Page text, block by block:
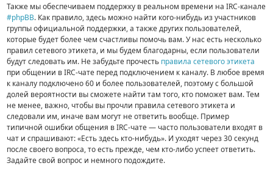
Также мы обеспечиваем поддержку в реальном времени на IRC-канале
#phpBB. Как правило, здесь можно найти кого-нибудь из участников
группы официальной поддержки, а также других пользователей,
которые будет более чем счастливы помочь вам. У нас есть несколько
правил сетевого этикета, и мы будем благодарны, если пользователи
будут следовать им. Не забудьте прочесть правила сетевого этикета
при общении в IRC-чате перед подключением к каналу. В любое время
к каналу подключено 60 и более пользователей, поэтому с большой
долей вероятности вы сможете найти там того, кто поможет вам. Тем
не менее, важно, чтобы вы прочли правила сетевого этикета и
следовали им, иначе вам могут не ответить вообще. Пример
типичной ошибки общения в IRC-чате — часто пользователи входят в
чат и спрашивают: «Есть здесь кто-нибудь». И уходят через 30 секунд
после своего вопроса, то есть прежде, чем кто-либо успеет ответить.
Задайте свой вопрос и немного подождите.